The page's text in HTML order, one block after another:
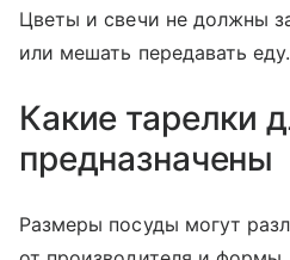
Цветы и свечи не должны
или мешать передавать еду.
Какие тарелки
предназначены
Размеры посуды могут